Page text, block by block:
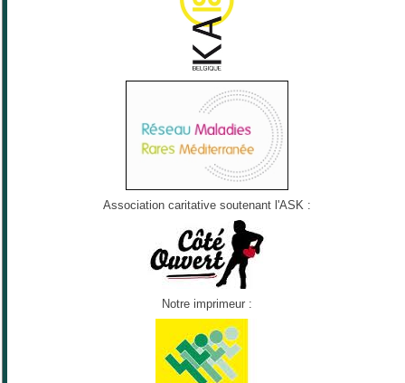
Association caritative soutenant l'ASK :
Notre imprimeur :